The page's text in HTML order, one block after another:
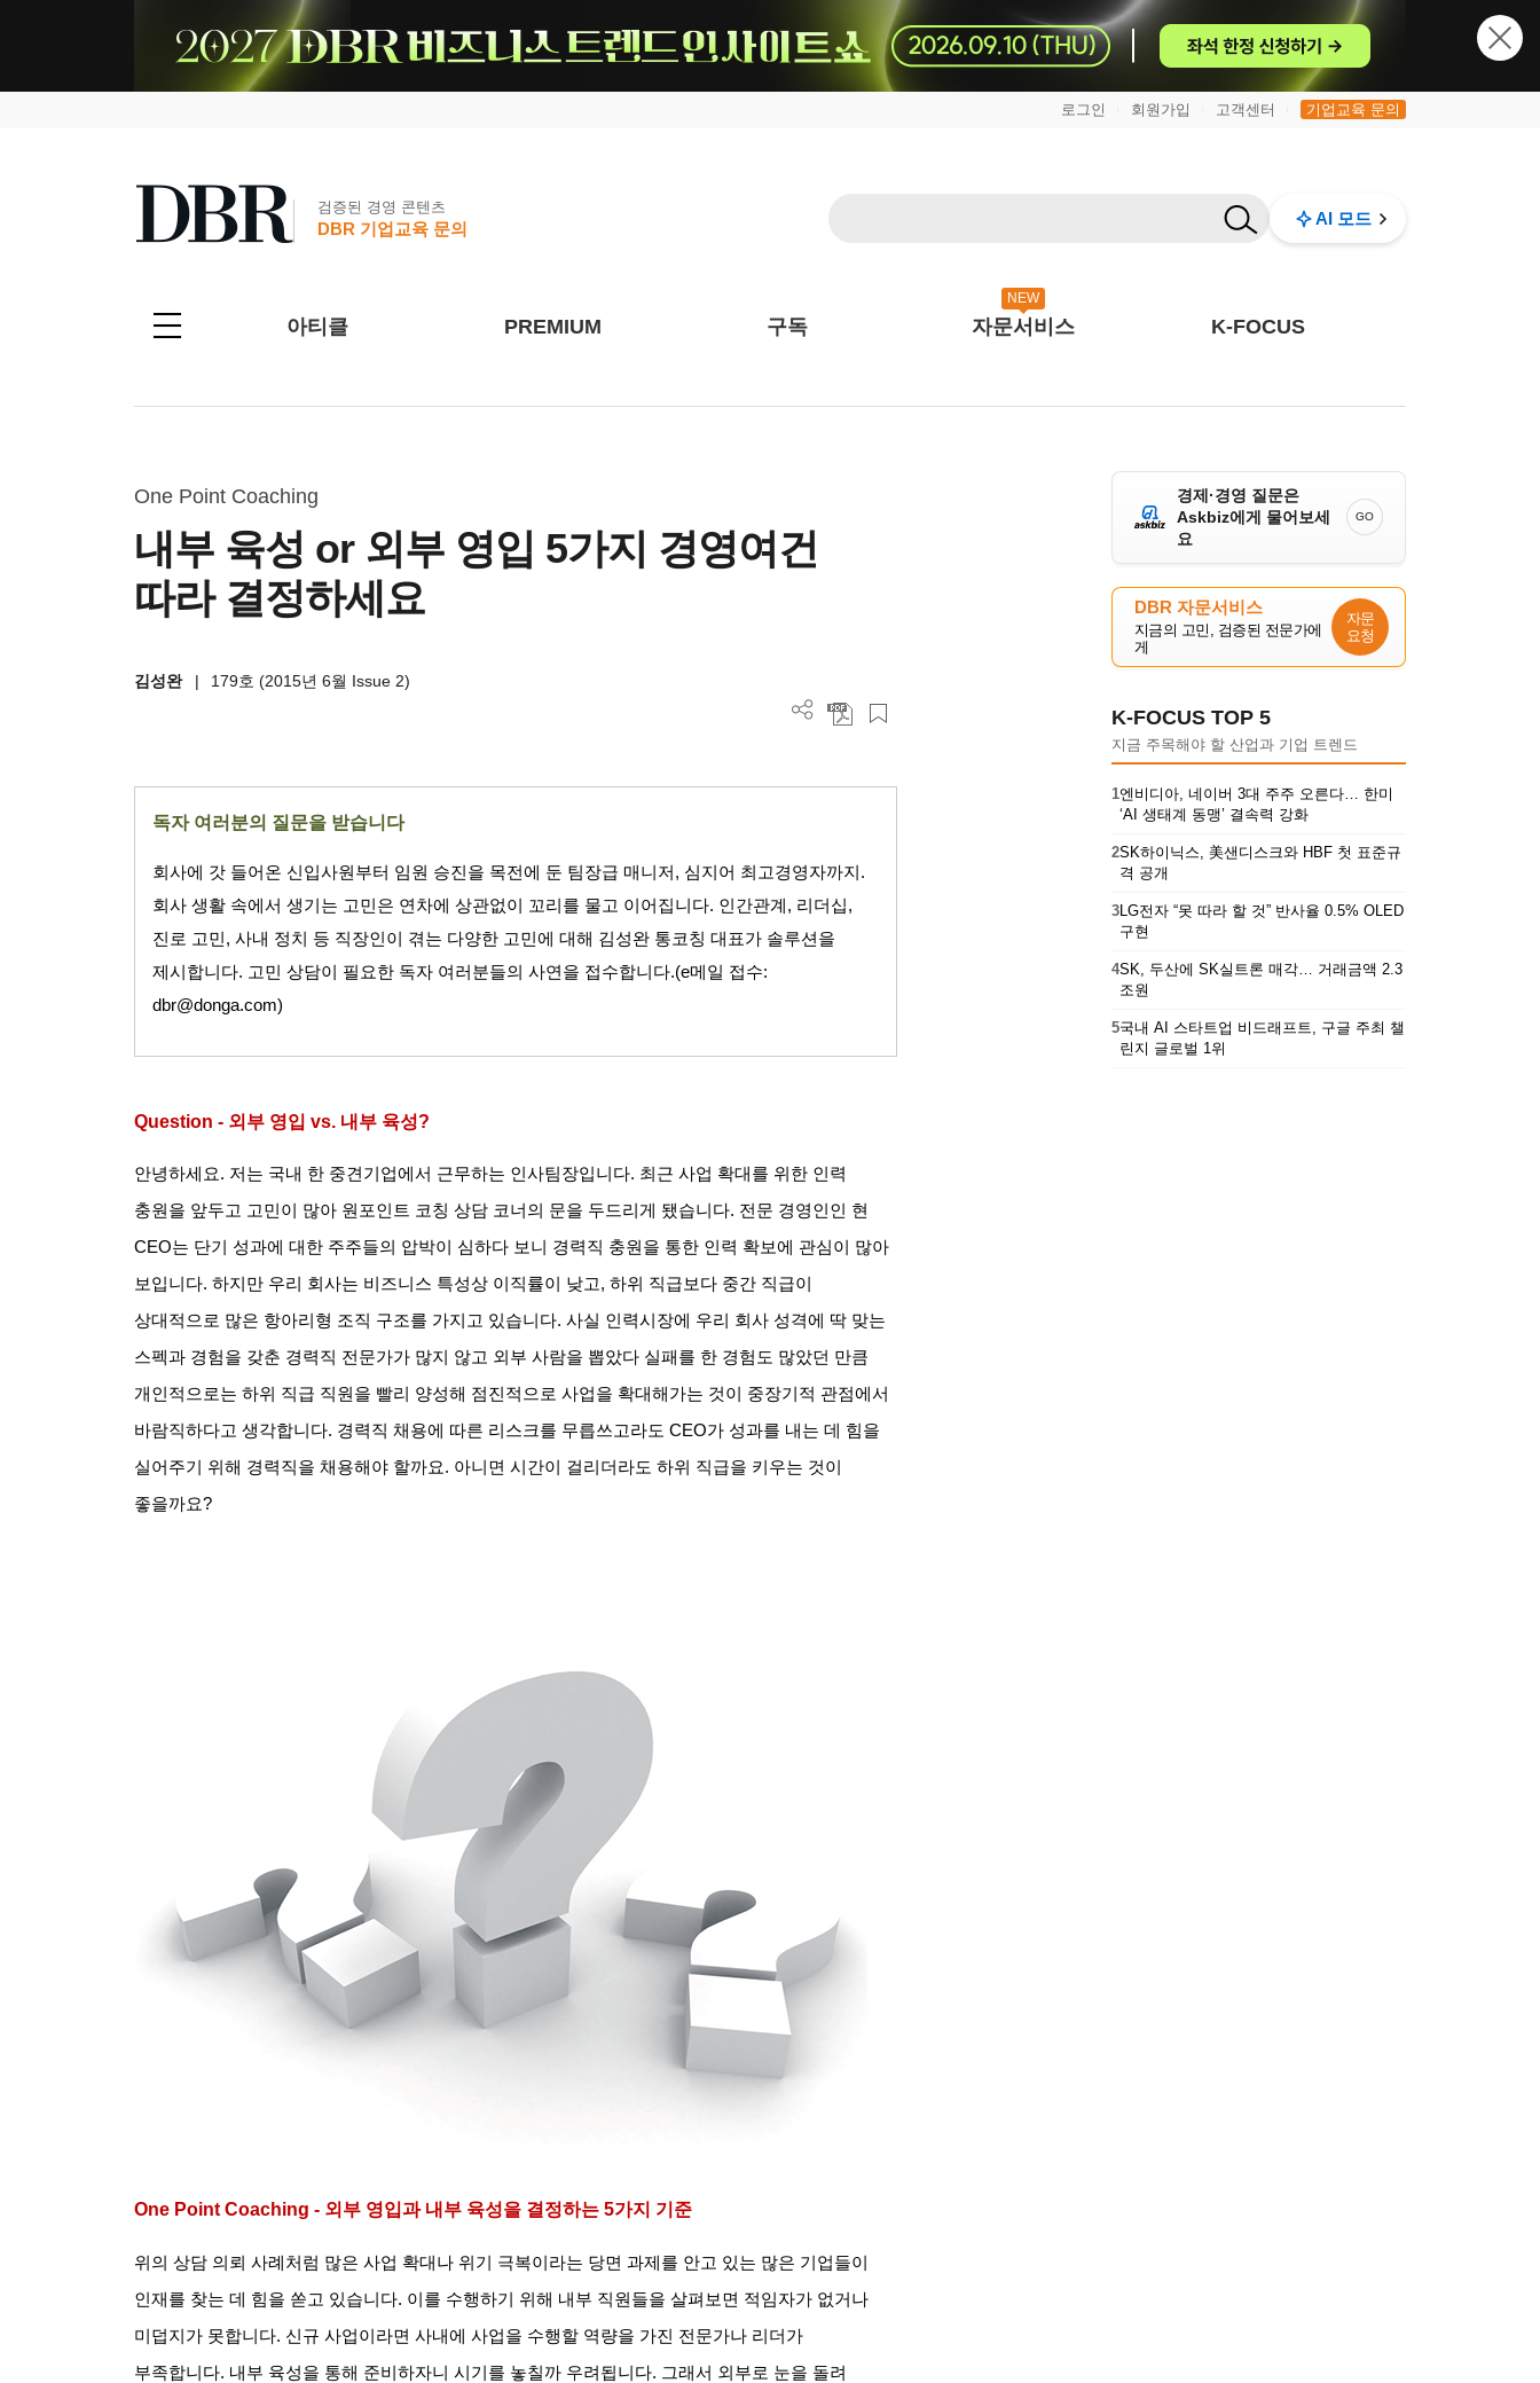
로그인 회원가입 고객센터 기업교육 문의
검증된 경영 콘텐츠
DBR 기업교육 문의
AI 모드
아티클 PREMIUM 구독
NEW
자문서비스 K-FOCUS
One Point Coaching
내부 육성 or 외부 영입 5가지 경영여건
따라 결정하세요
김성완 | 179호 (2015년 6월 Issue 2)
독자 여러분의 질문을 받습니다
회사에 갓 들어온 신입사원부터 임원 승진을 목전에 둔 팀장급 매니저 , 심지어 최고경영자까지 .
회사 생활 속에서 생기는 고민은 연차에 상관없이 꼬리를 물고 이어집니다. 인간관계 , 리더십,
진로 고민 , 사내 정치 등 직장인이 겪는 다양한 고민에 대해 김성완 통코칭 대표가 솔루션을
제시합니다. 고민 상담이 필요한 독자 여러분들의 사연을 접수합니다.(e메일 접수:
dbr@donga.com)
Question - 외부 영입 vs. 내부 육성?
안녕하세요. 저는 국내 한 중견기업에서 근무하는 인사팀장입니다. 최근 사업 확대를 위한 인력
충원을 앞두고 고민이 많아 원포인트 코칭 상담 코너의 문을 두드리게 됐습니다. 전문 경영인인 현
CEO는 단기 성과에 대한 주주들의 압박이 심하다 보니 경력직 충원을 통한 인력 확보에 관심이 많아
보입니다. 하지만 우리 회사는 비즈니스 특성상 이직률이 낮고, 하위 직급보다 중간 직급이
상대적으로 많은 항아리형 조직 구조를 가지고 있습니다. 사실 인력시장에 우리 회사 성격에 딱 맞는
스펙과 경험을 갖춘 경력직 전문가가 많지 않고 외부 사람을 뽑았다 실패를 한 경험도 많았던 만큼
개인적으로는 하위 직급 직원을 빨리 양성해 점진적으로 사업을 확대해가는 것이 중장기적 관점에서
바람직하다고 생각합니다. 경력직 채용에 따른 리스크를 무릅쓰고라도 CEO가 성과를 내는 데 힘을
실어주기 위해 경력직을 채용해야 할까요. 아니면 시간이 걸리더라도 하위 직급을 키우는 것이
좋을까요?
One Point Coaching - 외부 영입과 내부 육성을 결정하는 5가지 기준
위의 상담 의뢰 사례처럼 많은 사업 확대나 위기 극복이라는 당면 과제를 안고 있는 많은 기업들이
인재를 찾는 데 힘을 쏟고 있습니다. 이를 수행하기 위해 내부 직원들을 살펴보면 적임자가 없거나
미덥지가 못합니다. 신규 사업이라면 사내에 사업을 수행할 역량을 가진 전문가나 리더가
부족합니다. 내부 육성을 통해 준비하자니 시기를 놓칠까 우려됩니다. 그래서 외부로 눈을 돌려
경제·경영 질문은
Askbiz에게 물어보세
요
GO
DBR 자문서비스
지금의 고민, 검증된 전문가에
게
자문
요청
K-FOCUS TOP 5
지금 주목해야 할 산업과 기업 트렌드
1엔비디아, 네이버 3대 주주 오른다… 한미
‘AI 생태계 동맹’ 결속력 강화
2SK하이닉스, 美샌디스크와 HBF 첫 표준규
격 공개
3LG전자 “못 따라 할 것” 반사율 0.5% OLED
구현
4SK, 두산에 SK실트론 매각… 거래금액 2.3
조원
5국내 AI 스타트업 비드래프트, 구글 주최 챌
린지 글로벌 1위